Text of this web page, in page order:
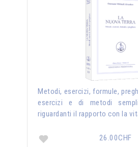
Metodi, esercizi, formule,
esercizi e di metodi
riguardanti il rapporto con la
26.00CHF